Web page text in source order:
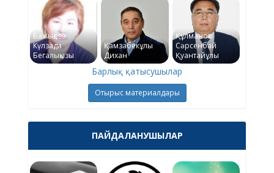
Бажықова
Күлзада
Бегалықызы
Қамзабекұлы
Дихан
Құлманов
Сәрсенбай
Қуантайұлы
Барлық қатысушылар
Отырыс материалдары
ПАЙДАЛАНУШЫЛАР